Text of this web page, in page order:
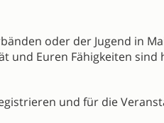
oder der Jugend in
und Euren Fähigkeiten sind
und für die